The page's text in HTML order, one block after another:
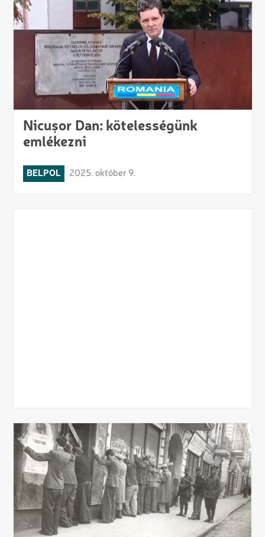
Nicușor Dan: kötelességünk
emlékezni
BELPOL 2025. október 9.